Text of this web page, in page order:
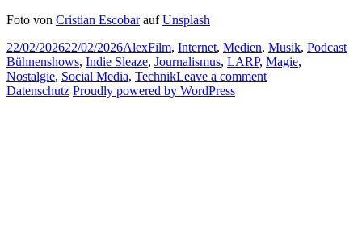
Foto von Cristian EscobaraufUnsplash
Posted
on
22/02/202622/02/2026Author
AlexCategories
Film, Internet, Medien, Musik, Podcast
Bühnenshows, Indie Sleaze, Journalismus, LARP, Magie,
Nostalgie, Social Media, TechnikLeave a commenton
Datenschutz Proudly powered by WordPress